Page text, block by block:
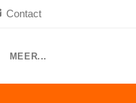
Contact
MEER...